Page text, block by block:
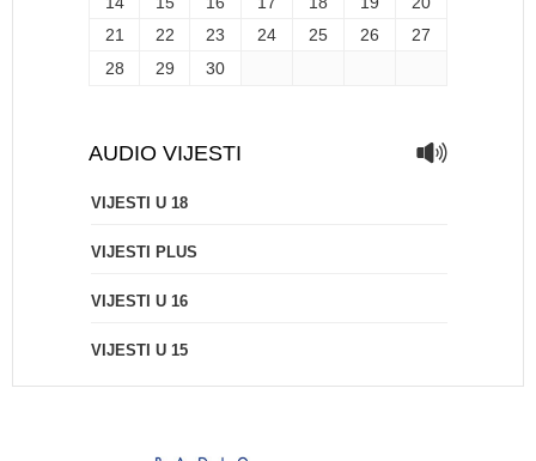
21
22 23 24 25 26
27
28
29 30
AUDIO VIJESTI
VIJESTI U 18
VIJESTI PLUS
VIJESTI U 16
VIJESTI U 15